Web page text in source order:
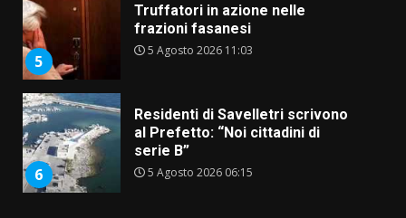
5
Truffatori in azione nelle
frazioni fasanesi
5 Agosto 2026 11:03
6
Residenti di Savelletri scrivono
al Prefetto: “Noi cittadini di
serie B”
5 Agosto 2026 06:15